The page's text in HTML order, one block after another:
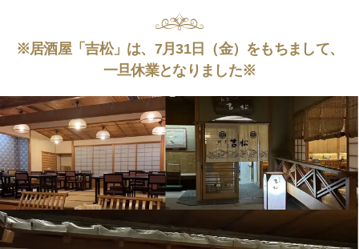
※居酒屋「吉松」は、7月31日（金）をもちまして、
一旦休業となりました※